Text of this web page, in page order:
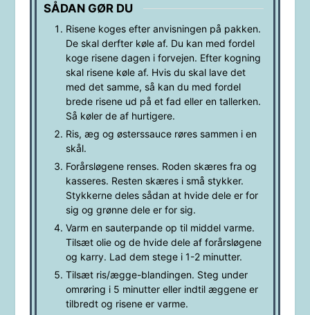
SÅDAN GØR DU
Risene koges efter anvisningen på pakken.
De skal derfter køle af. Du kan med fordel
koge risene dagen i forvejen. Efter kogning
skal risene køle af. Hvis du skal lave det
med det samme, så kan du med fordel
brede risene ud på et fad eller en tallerken.
Så køler de af hurtigere.
Ris, æg og østerssauce røres sammen i en
skål.
Forårsløgene renses. Roden skæres fra og
kasseres. Resten skæres i små stykker.
Stykkerne deles sådan at hvide dele er for
sig og grønne dele er for sig.
Varm en sauterpande op til middel varme.
Tilsæt olie og de hvide dele af forårsløgene
og karry. Lad dem stege i 1-2 minutter.
Tilsæt ris/ægge-blandingen. Steg under
omrøring i 5 minutter eller indtil æggene er
tilbredt og risene er varme.